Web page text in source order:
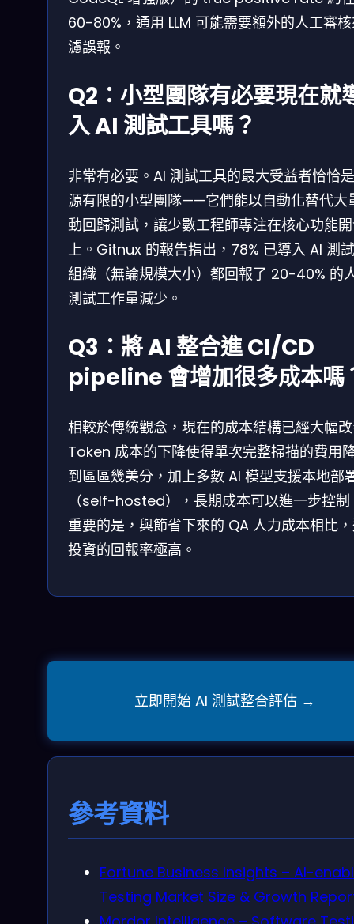
60-80%，通用 LLM 可能需要額外的人工審
濾誤報。
Q2：小型團隊有必要現在就
入 AI 測試工具嗎？
非常有必要。AI 測試工具的最大受益者恰恰
源有限的小型團隊——它們能以自動化替代大
動回歸測試，讓少數工程師專注在核心功能
上。Gitnux 的報告指出，78% 已導入 AI 測
組織（無論規模大小）都回報了 20-40% 的
測試工作量減少。
Q3：將 AI 整合進 CI/CD
pipeline 會增加很多成本嗎
相較於傳統觀念，現在的成本結構已經大幅
Token 成本的下降使得單次完整掃描的費用
到區區幾美分，加上多數 AI 模型支援本地部
（self-hosted），長期成本可以進一步控制
重要的是，與節省下來的 QA 人力成本相比
投資的回報率極高。
立即開始 AI 測試整合評估 →
參考資料
Fortune Business Insights – AI-
Testing Market Size & Growth